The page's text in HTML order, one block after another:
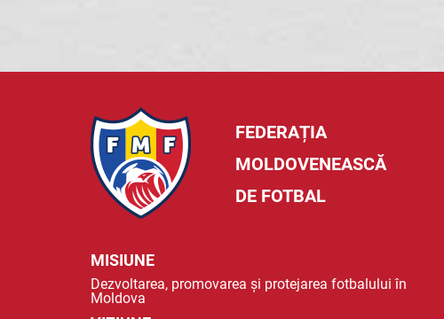
FEDERAȚIA
MOLDOVENEASCĂ
DE FOTBAL
MISIUNE
Dezvoltarea, promovarea și protejarea fotbalului în
Moldova